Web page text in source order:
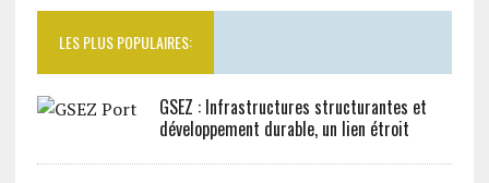
LES PLUS POPULAIRES:
GSEZ : Infrastructures structurantes et
développement durable, un lien étroit